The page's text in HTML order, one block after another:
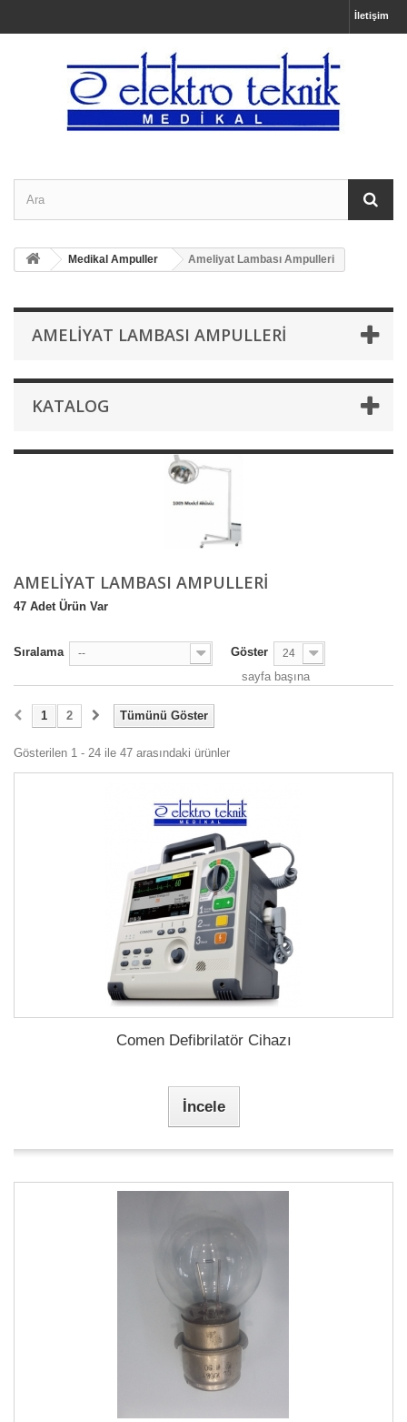
İletişim
Medikal Ampuller Ameliyat Lambası Ampulleri
AMELIYAT LAMBASI AMPULLERI
KATALOG
AMELIYAT LAMBASI AMPULLERI
47 Adet Ürün Var
Sıralama -- Göster 24
sayfa başına
Tümünü Göster
1 2
Gösterilen 1 - 24 ile 47 arasındaki ürünler
Comen Defibrilatör Cihazı
İncele